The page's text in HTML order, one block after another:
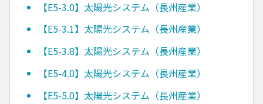
【E5-3.0】太陽光システム（長州産業）
【E5-3.1】太陽光システム（長州産業）
【E5-3.8】太陽光システム（長州産業）
【E5-4.0】太陽光システム（長州産業）
【E5-5.0】太陽光システム（長州産業）